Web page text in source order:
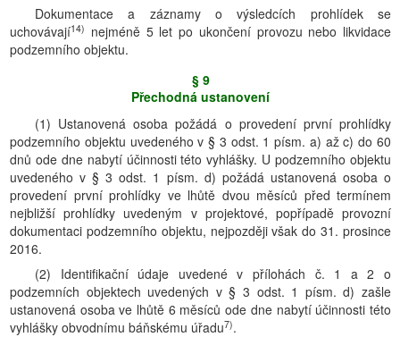
Dokumentace a záznamy o výsledcích prohlídek se
uchovávají14) nejméně 5 let po ukončení provozu nebo likvidace
podzemního objektu.
§ 9
Přechodná ustanovení
(1) Ustanovená osoba požádá o provedení první prohlídky
podzemního objektu uvedeného v § 3 odst. 1 písm. a) až c) do 60
dnů ode dne nabytí účinnosti této vyhlášky. U podzemního objektu
uvedeného v § 3 odst. 1 písm. d) požádá ustanovená osoba o
provedení první prohlídky ve lhůtě dvou měsíců před termínem
nejbližší prohlídky uvedeným v projektové, popřípadě provozní
dokumentaci podzemního objektu, nejpozději však do 31. prosince
2016.
(2) Identifikační údaje uvedené v přílohách č. 1 a 2 o
podzemních objektech uvedených v § 3 odst. 1 písm. d) zašle
ustanovená osoba ve lhůtě 6 měsíců ode dne nabytí účinnosti této
vyhlášky obvodnímu báňskému úřadu7).